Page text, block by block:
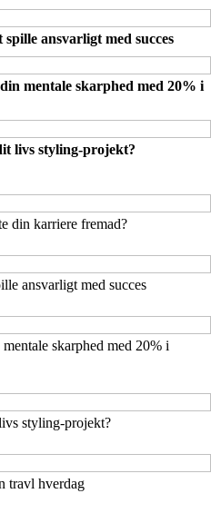
ansvarligt med succes
mentale skarphed med 20% i
livs styling-projekt?
din karriere fremad?
ansvarligt med succes
skarphed med 20% i
styling-projekt?
travl hverdag